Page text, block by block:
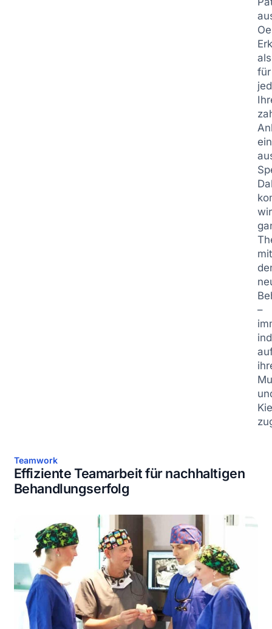
für
wir
–
Teamwork
Effiziente Teamarbeit für nachhaltigen
Behandlungserfolg